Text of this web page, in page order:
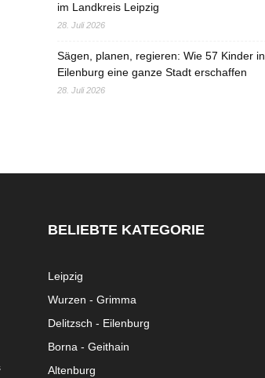
im Landkreis Leipzig
28. Juli 2026
Sägen, planen, regieren: Wie 57 Kinder in
Eilenburg eine ganze Stadt erschaffen
28. Juli 2026
BELIEBTE KATEGORIE
Leipzig
Wurzen - Grimma
Delitzsch - Eilenburg
Borna - Geithain
Altenburg